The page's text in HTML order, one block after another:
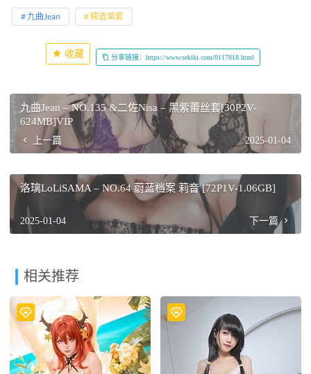
九曲Jean 精选单套
收藏 分享链接：https://www.sekiki.com/0117818.html
九曲Jean – NO.135 &二佐Nisa – 黑紫蕾丝套[30P2V-
624MB]VIP
上一篇 2025-01-04
洛璃LoLiSAMA – NO.64 蔚蓝档案 莉音 [72P1V-1.06GB]
2025-01-04 下一篇
相关推荐